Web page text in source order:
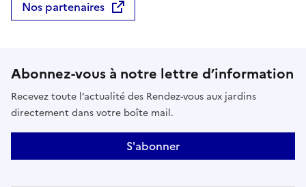
Nos partenaires
Abonnez-vous à notre lettre d’information
Recevez toute l’actualité des Rendez-vous aux jardins
directement dans votre boîte mail.
S'abonner